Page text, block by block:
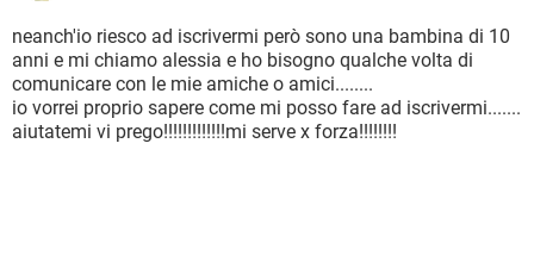
neanch'io riesco ad iscrivermi però sono una bambina di 10
anni e mi chiamo alessia e ho bisogno qualche volta di
comunicare con le mie amiche o amici........
io vorrei proprio sapere come mi posso fare ad iscrivermi.......
aiutatemi vi prego!!!!!!!!!!!!!mi serve x forza!!!!!!!!